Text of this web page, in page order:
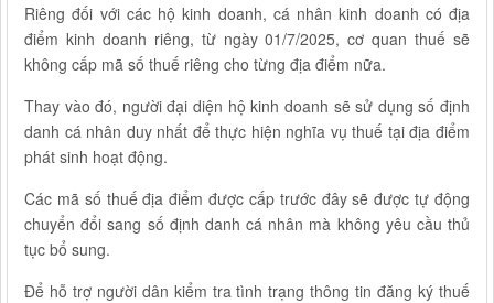
Riêng đối với các hộ kinh doanh, cá nhân kinh doanh có địa
điểm kinh doanh riêng, từ ngày 01/7/2025, cơ quan thuế sẽ
không cấp mã số thuế riêng cho từng địa điểm nữa.
Thay vào đó, người đại diện hộ kinh doanh sẽ sử dụng số định
danh cá nhân duy nhất để thực hiện nghĩa vụ thuế tại địa điểm
phát sinh hoạt động.
Các mã số thuế địa điểm được cấp trước đây sẽ được tự động
chuyển đổi sang số định danh cá nhân mà không yêu cầu thủ
tục bổ sung.
Để hỗ trợ người dân kiểm tra tình trạng thông tin đăng ký thuế